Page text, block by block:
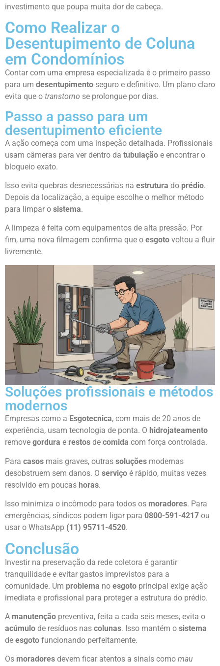
investimento que poupa muita dor de cabeça.
Como Realizar o
Desentupimento de Coluna
em Condomínios
Contar com uma empresa especializada é o primeiro passo
para um desentupimento seguro e definitivo. Um plano claro
evita que o transtorno se prolongue por dias.
Passo a passo para um
desentupimento eficiente
A ação começa com uma inspeção detalhada. Profissionais
usam câmeras para ver dentro da tubulação e encontrar o
bloqueio exato.
Isso evita quebras desnecessárias na estrutura do prédio.
Depois da localização, a equipe escolhe o melhor método
para limpar o sistema.
A limpeza é feita com equipamentos de alta pressão. Por
fim, uma nova filmagem confirma que o esgoto voltou a fluir
livremente.
Soluções profissionais e métodos
modernos
Empresas como a Esgotecnica, com mais de 20 anos de
experiência, usam tecnologia de ponta. O hidrojateamento
remove gordura e restos de comida com força controlada.
Para casos mais graves, outras soluções modernas
desobstruem sem danos. O serviço é rápido, muitas vezes
resolvido em poucas horas.
Isso minimiza o incômodo para todos os moradores. Para
emergências, síndicos podem ligar para 0800-591-4217 ou
usar o WhatsApp (11) 95711-4520.
Conclusão
Investir na preservação da rede coletora é garantir
tranquilidade e evitar gastos imprevistos para a
comunidade. Um problema no esgoto principal exige ação
imediata e profissional para proteger a estrutura do prédio.
A manutenção preventiva, feita a cada seis meses, evita o
acúmulo de resíduos nas colunas. Isso mantém o sistema
de esgoto funcionando perfeitamente.
Os moradores devem ficar atentos a sinais como mau